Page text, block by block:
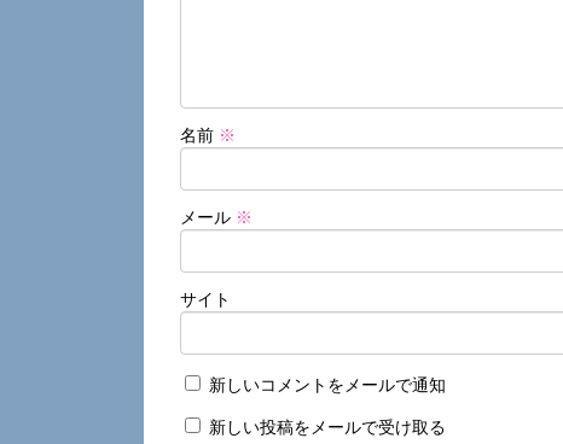
名前 ※
メール ※
サイト
新しいコメントをメールで通知
新しい投稿をメールで受け取る